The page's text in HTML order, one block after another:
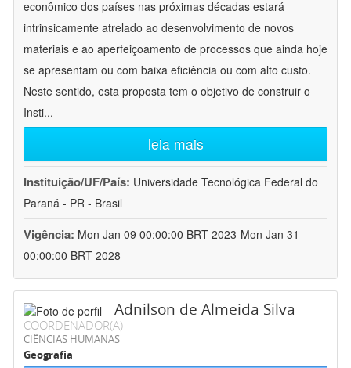
econômico dos países nas próximas décadas estará
intrinsicamente atrelado ao desenvolvimento de novos
materiais e ao aperfeiçoamento de processos que ainda hoje
se apresentam ou com baixa eficiência ou com alto custo.
Neste sentido, esta proposta tem o objetivo de construir o
Insti...
leia mais
Instituição/UF/País: Universidade Tecnológica Federal do
Paraná - PR - Brasil
Vigência: Mon Jan 09 00:00:00 BRT 2023-Mon Jan 31
00:00:00 BRT 2028
Adnilson de Almeida Silva
COORDENADOR(A)
CIÊNCIAS HUMANAS
Geografia